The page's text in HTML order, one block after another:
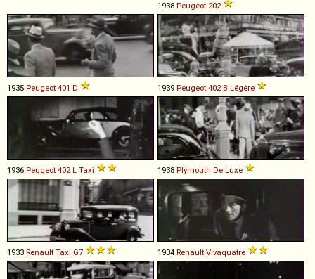
1938 Peugeot 202
1935 Peugeot 401 D 1939 Peugeot 402 B Légère
1936 Peugeot 402 L Taxi 1938 Plymouth De Luxe
1933 Renault Taxi G7 1934 Renault Vivaquatre